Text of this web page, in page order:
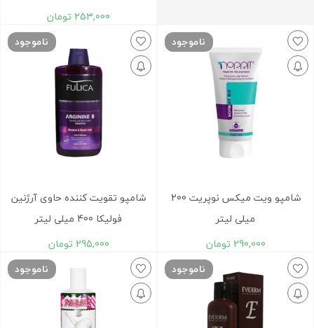
253,000 تومان
ناموجود
شامپو ویت میکس نوپریت 200
میلی لیتر
290,000 تومان
ناموجود
شامپو تقویت کننده حاوی آرژنین
فولیکا 400 میلی لیتر
295,000 تومان
ناموجود ناموجود